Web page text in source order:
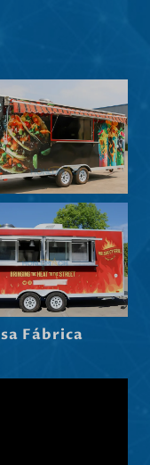
Fábrica
valoda
језик
nynorsk